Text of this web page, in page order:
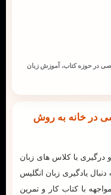
در حوزه کتاب، آموزش زبان
در خانه به روش
با کلاس های زبان
یادگیری زبان انگلیس
با کتاب کار و تمرین